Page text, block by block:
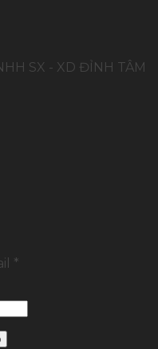
SX - XD ĐỈNH TÂM
*